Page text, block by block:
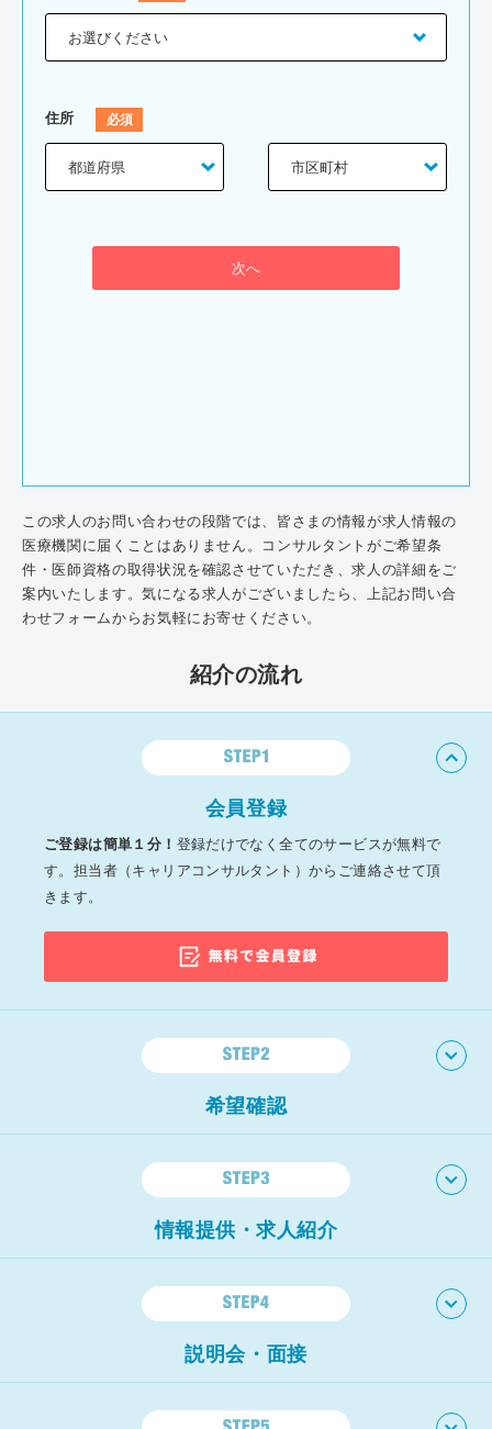
住所
次へ
この求人のお問い合わせの段階では、皆さまの情報が求人情報の
医療機関に届くことはありません。コンサルタントがご希望条
件・医師資格の取得状況を確認させていただき、求人の詳細をご
案内いたします。気になる求人がございましたら、上記お問い合
わせフォームからお気軽にお寄せください。
紹介の流れ
会員登録
ご登録は簡単１分！ 登録だけでなく全てのサービスが無料で
す。 担当者（キャリアコンサルタント）からご連絡させて頂
きます。
希望確認
コンサルタントが希望の場所へ直接お伺いします。
電話
やメールをご希望の場合はそちらでも構いません。
情報提供・求人紹介
う強みを活かして、実際に働いている医師の生の声を伝えま
医療業界に精通したコンサルタントがあなたに合った病
院やクリニックを厳選してご紹介します。
説明会・面接
煩雑な業務を代行いたします。職務経歴書の作成